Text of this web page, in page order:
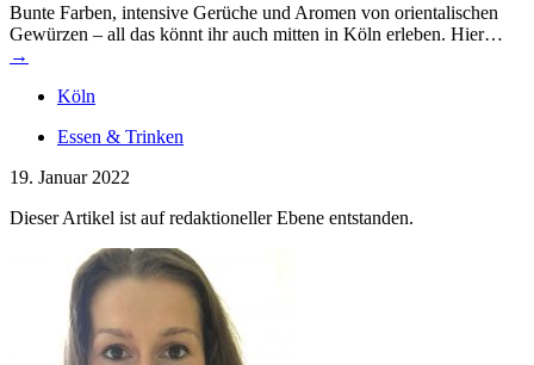
Bunte Farben, intensive Gerüche und Aromen von orientalischen
Gewürzen – all das könnt ihr auch mitten in Köln erleben. Hier…
→
Köln
Essen & Trinken
19. Januar 2022
Dieser Artikel ist auf redaktioneller Ebene entstanden.